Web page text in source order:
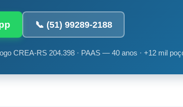
📞 (51) 99289-2188
CREA-RS 204.398 · PAAS — 40 anos · +12 mil